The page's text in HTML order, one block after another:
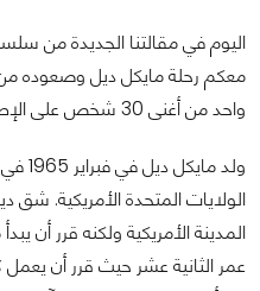
اليوم في مقالتنا الجديدة من
معكم رحلة مايكل ديل وصعوده
واحد من أغنى 30 شخص على الإطلاق.
ولد
الولايات المتحدة الأمريكية.
المدينة الأمريكية ولكنه قرر أن
عمر الثانية عشر حيث قرر أن